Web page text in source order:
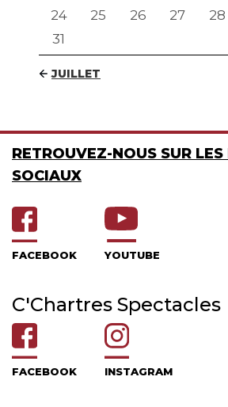
24
25 26 27 28
31
JUILLET
RETROUVEZ-NOUS SUR LES
SOCIAUX
FACEBOOK YOUTUBE
C'Chartres Spectacles
FACEBOOK INSTAGRAM